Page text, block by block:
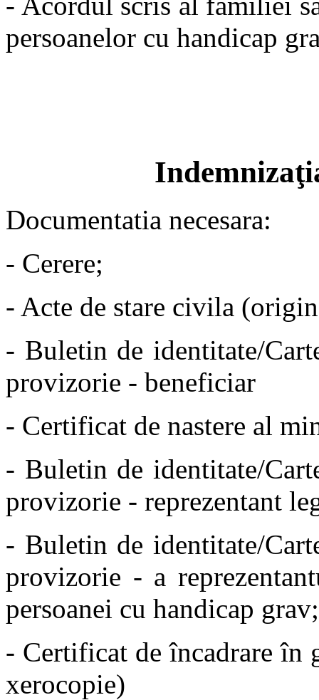
persoanelor cu handicap
Documentatia necesara:
- Cerere;
- Acte de stare civila
- Buletin de identitate/
provizorie - beneficiar
- Certificat de nastere al
- Buletin de identitate/
provizorie - reprezentant
- Buletin de identitate/
provizorie - a
persoanei cu handicap grav;
- Certificat de încadrare în
xerocopie)